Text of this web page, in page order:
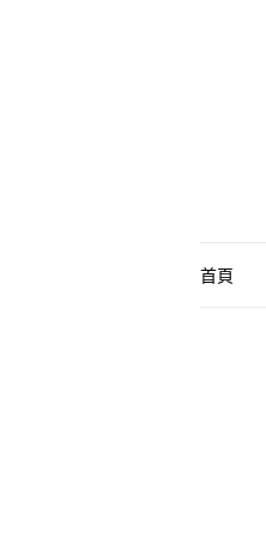
首頁